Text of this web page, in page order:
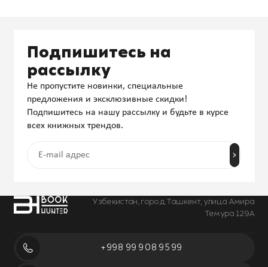
Узбекистан, город Ташкент, улица Амира
Темура 129А
+998 99 908 95 99
Подпишитесь на
рассылку
Не пропустите новинки, специальные
предложения и эксклюзивные скидки!
Подпишитесь на нашу рассылку и будьте в курсе
всех книжных трендов.